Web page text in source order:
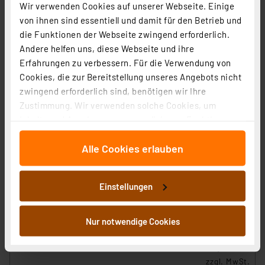
Wir verwenden Cookies auf unserer Webseite. Einige
von ihnen sind essentiell und damit für den Betrieb und
die Funktionen der Webseite zwingend erforderlich.
Andere helfen uns, diese Webseite und ihre
Erfahrungen zu verbessern. Für die Verwendung von
Cookies, die zur Bereitstellung unseres Angebots nicht
zwingend erforderlich sind, benötigen wir Ihre
Zustimmung. Wir verwenden solche Cookies, um
für soziale Medien anbieten zu können und die Zugriffe
auf unsere Website zu analysieren. Außerdem geben
wir Informationen zu Ihrer Verwendung unserer Website
an unsere Partner für soziale Medien, Werbung und
Analysen weiter. Unsere Partner führen diese
Informationen möglicherweise mit weiteren Daten
zusammen, die Sie ihnen bereitgestellt haben oder die
sie im Rahmen Ihrer Nutzung der Dienste gesammelt
stimmen Sie sowohl dem Speichern und Abrufen von
Alle Cookies erlauben
Einstellungen
Nur notwendige Cookies
Homematic IP Smart Home Set Heizen Basic XS mit 2x
Heizkörperthermostat und 1x Wandthermostat
Artikel-Nr. 251159
(9)
zzgl. MwSt.